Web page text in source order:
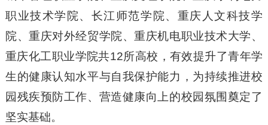
职业技术学院、长江师范学院、重庆人文科技学
院、重庆对外经贸学院、重庆机电职业技术大学、
重庆化工职业学院共12所高校，有效提升了青年学
生的健康认知水平与自我保护能力，为持续推进校
园残疾预防工作、营造健康向上的校园氛围奠定了
坚实基础。